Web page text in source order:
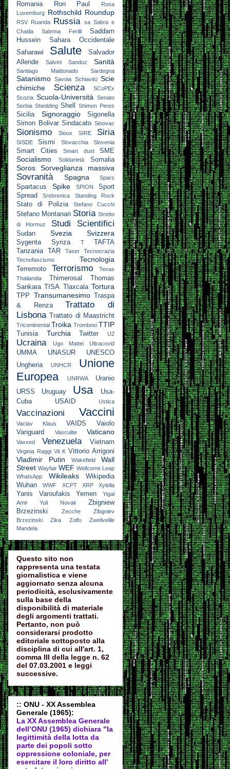
Romania
Ron Paul
Rosa
Luxemburg Rothschild Roundup
RSV Ruanda Russia sa Sabra e
Chatila
Sabrina Ferilli
Saddam
Hussein
Sahara Occidentale
Saharawi
Salute
Salvador
Allende
Salvini Sandoz Sanità
Santiago Maldonado Sardegna
Satanismo Savoia Schiavitù Scie
chimiche
Scienza
SCoPEx
Scozia Scuola-Università
Senato
Serbia Shedding Shell Shimon Peres
Sicilia Signoraggio
Sigonella
Simon Bolivar Sindacato Sinovac
Sionismo Sioux SIRE Siria
SISDE Sismi Slovacchia Slovenia
Smart Cities Smart dust SME
Socialismo Solidarietà Somalia
Soros Sorveglianza massiva
Sovranità Spagna Spars
Spartacus Spike SPION
Sport
Spread
Srebrenica Standing Rock
Stato di Polizia Stefano Cucchi
Stefano Montanari Storia Stretto
di Hormuz
Studi Scientifici
Sudan Svezia Svizzera
Sygenta Syriza T
TAFTA
Tanzania
TAR Taser
Tecnocrazia
Tecnofascismo
Tecnologia
Terremoto Terrorismo
Texas
Thailandia
Thimerosal
Thomas
Sankara
TISA Tlaxcala Tortura
TPP Transumanesimo
Traspa
& Renza
Trattato di
Lisbona
Trattato di Maastricht
Tricontinental Troika Trombosi TTIP
Tunisia Turchia Twitter U2
Ucraina Ugo Mattei Ultracovid
UMMA UNASUR
UNESCO
Ungheria
UNHCR
Unione
Europea
UNRWA
Uranio
URSS
Uruguay Usa
Usa-
Cuba
USAID Ustica
Vaccinazioni Vaccini
Vaclav Klaus VAIDS
Vaiolo
Vanguard
Vasculite Vaticano
Vaxxed Venezuela Vietnam
Virginia Raggi Vit K Vittorio Arrigoni
Vladimir Putin Wakefield
Wall
Street Wayfair WEF Wellcome Leap
WhatsApp
Wikileaks
Wikipedia
Wuhan
WWF XCPT XRP Xylella
Yanis Varoufakis Yemen
Yigal
Amir
Yuli Novak
Zbigniew
Brzezinski
Zecche
Zibgniev
Brzezinski
Zika Zolfo
Zwelivelile
Mandela
Questo sito non
rappresenta una testata
giornalistica e viene
aggiornato senza alcuna
periodicità, esclusivamente
sulla base della
disponibilità di materiale
degli argomenti trattati.
Pertanto, non può
considerarsi prodotto
editoriale sottoposto alla
disciplina di cui all'art. 1,
comma III della legge n. 62
del 07.03.2001 e leggi
successive.
:: ONU - XX Assemblea
Generale (1965):
La XX Assemblea Generale
dell’ONU (1965) dichiara "la
legittimità della lotta da
parte dei popoli sotto
oppressione coloniale, per
esercitare il loro diritto all'